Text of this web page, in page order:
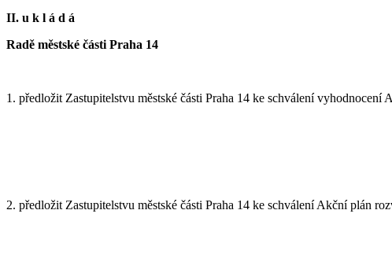
II. u k l á d á
Radě městské části Praha 14
1. předložit Zastupitelstvu městské části Praha 14 ke schválení
2. předložit Zastupitelstvu městské části Praha 14 ke schválení Akční plán